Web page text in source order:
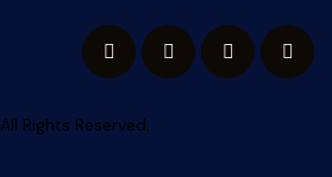
Rights Reserved.